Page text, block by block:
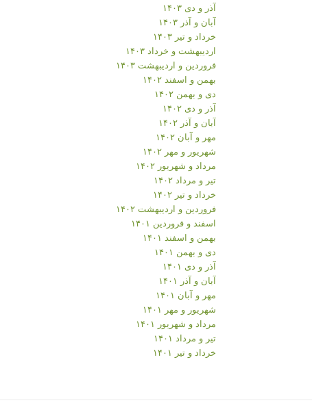
آذر و دی ۱۴۰۳
آبان و آذر ۱۴۰۳
خرداد و تیر ۱۴۰۳
اردیبهشت و خرداد ۱۴۰۳
فروردین و اردیبهشت ۱۴۰۳
بهمن و اسفند ۱۴۰۲
دی و بهمن ۱۴۰۲
آذر و دی ۱۴۰۲
آبان و آذر ۱۴۰۲
مهر و آبان ۱۴۰۲
شهریور و مهر ۱۴۰۲
مرداد و شهریور ۱۴۰۲
تیر و مرداد ۱۴۰۲
خرداد و تیر ۱۴۰۲
فروردین و اردیبهشت ۱۴۰۲
اسفند و فروردین ۱۴۰۱
بهمن و اسفند ۱۴۰۱
دی و بهمن ۱۴۰۱
آذر و دی ۱۴۰۱
آبان و آذر ۱۴۰۱
مهر و آبان ۱۴۰۱
شهریور و مهر ۱۴۰۱
مرداد و شهریور ۱۴۰۱
تیر و مرداد ۱۴۰۱
خرداد و تیر ۱۴۰۱